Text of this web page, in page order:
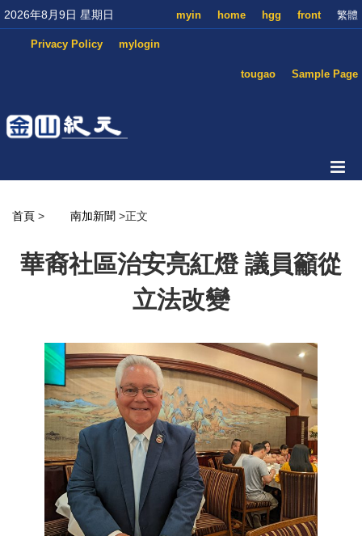
2026年8月9日 星期日 繁體
front
hgg
home
myin
mylogin
Privacy Policy
Sample Page
tougao
首頁 > 南加新聞 >正文
華裔社區治安亮紅燈 議員籲從
立法改變